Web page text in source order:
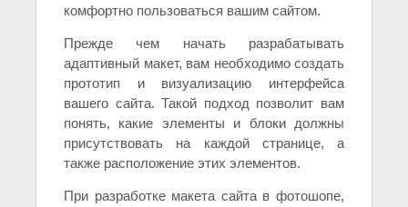
комфортно пользоваться вашим сайтом.
Прежде чем начать разрабатывать
адаптивный макет, вам необходимо создать
прототип и визуализацию интерфейса
вашего сайта. Такой подход позволит вам
понять, какие элементы и блоки должны
присутствовать на каждой странице, а
также расположение этих элементов.
При разработке макета сайта в фотошопе,